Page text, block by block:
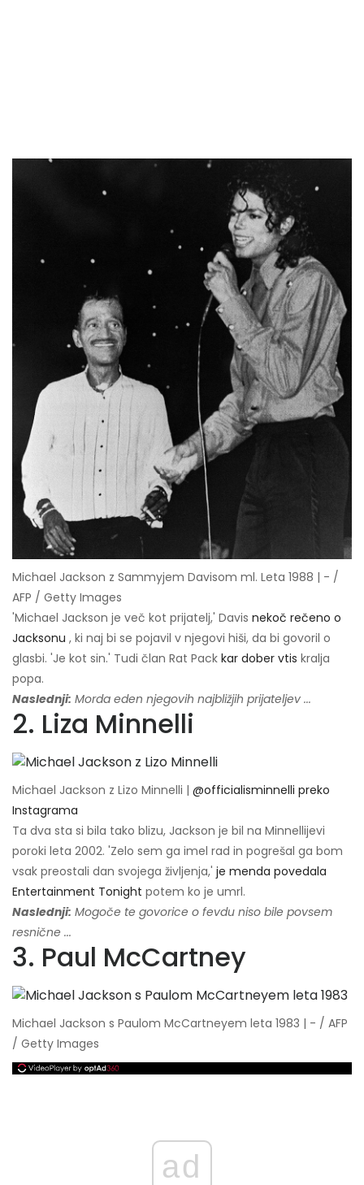
Michael Jackson z Sammyjem Davisom ml. Leta 1988 | - /
AFP / Getty Images
'Michael Jackson je več kot prijatelj,' Davis nekoč rečeno o
Jacksonu , ki naj bi se pojavil v njegovi hiši, da bi govoril o
glasbi. 'Je kot sin.' Tudi član Rat Pack kar dober vtis kralja
popa.
Naslednji: Morda eden njegovih najbližjih prijateljev ...
2. Liza Minnelli
Michael Jackson z Lizo Minnelli | @officialisminnelli preko
Instagrama
Ta dva sta si bila tako blizu, Jackson je bil na Minnellijevi
poroki leta 2002. 'Zelo sem ga imel rad in pogrešal ga bom
vsak preostali dan svojega življenja,' je menda povedala
Entertainment Tonight potem ko je umrl.
Naslednji: Mogoče te govorice o fevdu niso bile povsem
resnične ...
3. Paul McCartney
Michael Jackson s Paulom McCartneyem leta 1983 | - / AFP
/ Getty Images
ad